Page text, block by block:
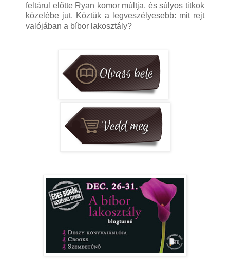
feltárul előtte Ryan komor múltja, és súlyos titkok
közelébe jut. Köztük a legveszélyesebb: mit rejt
valójában a bíbor lakosztály?